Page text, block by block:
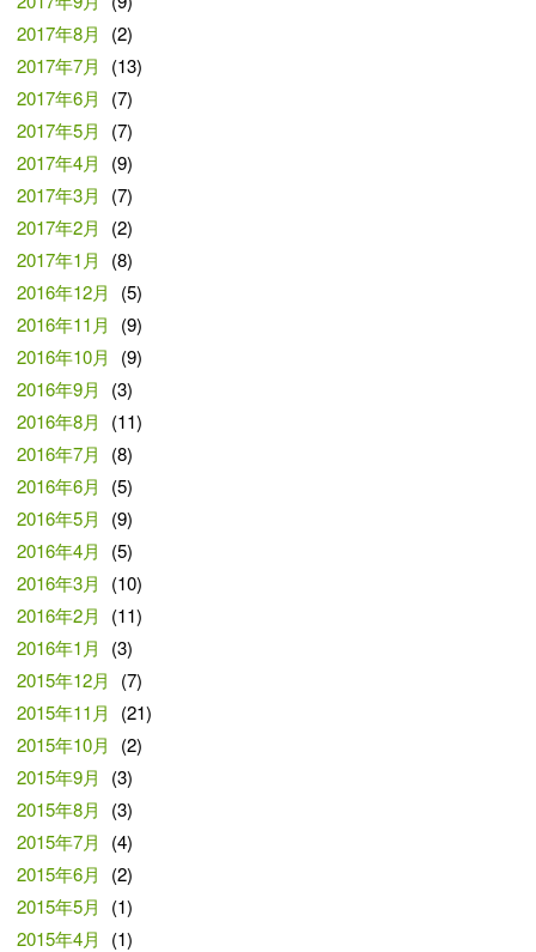
2017年8月
(2)
2017年7月
(13)
2017年6月
(7)
2017年5月
(7)
2017年4月
(9)
2017年3月
(7)
2017年2月
(2)
2017年1月
(8)
2016年12月
(5)
2016年11月
(9)
2016年10月
(9)
2016年9月
(3)
2016年8月
(11)
2016年7月
(8)
2016年6月
(5)
2016年5月
(9)
2016年4月
(5)
2016年3月
(10)
2016年2月
(11)
2016年1月
(3)
2015年12月
(7)
2015年11月
(21)
2015年10月
(2)
2015年9月
(3)
2015年8月
(3)
2015年7月
(4)
2015年6月
(2)
2015年5月
(1)
2015年4月
(1)